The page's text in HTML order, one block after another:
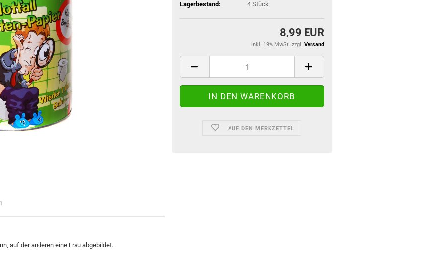
Lagerbestand:
4 Stück
8,99 EUR
inkl. 19% MwSt. zzgl. Versand
AUF DEN MERKZETTEL
auf der anderen eine Frau abgebildet.